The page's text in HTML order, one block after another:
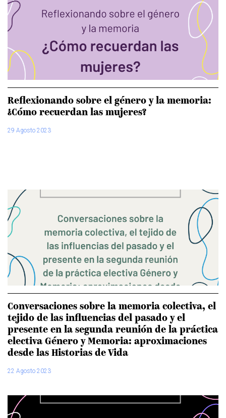
Reflexionando sobre el género y la memoria:
¿Cómo recuerdan las mujeres?
29 Agosto 2023
Conversaciones sobre la memoria colectiva, el
tejido de las influencias del pasado y el
presente en la segunda reunión de la práctica
electiva Género y Memoria: aproximaciones
desde las Historias de Vida
22 Agosto 2023